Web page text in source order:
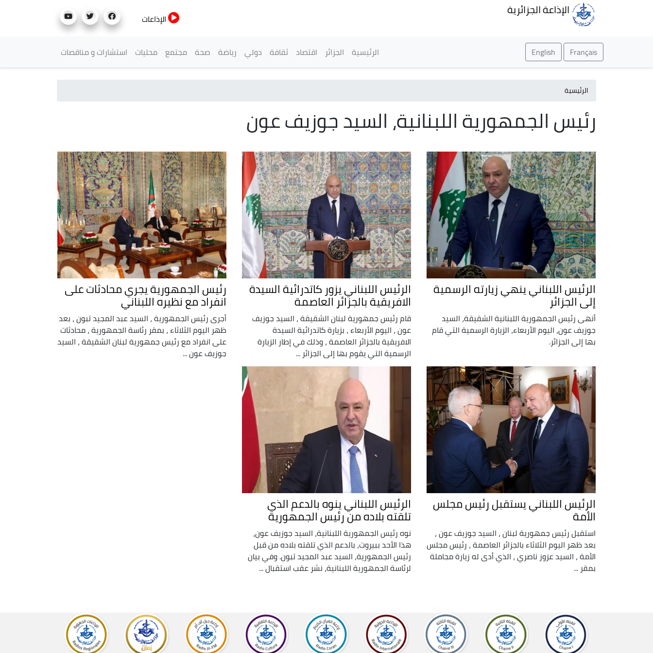
الإذاعة الجزائرية
الإذاعات
Français
English القائمة الرئيسية
الرئيسية الجزائر اقتصاد ثقافة دولي رياضة صحة مجتمع محليات استشارات و مناقصات
الرئيسية
رئيس الجمهورية اللبنانية، السيد جوزيف عون
الرئيس اللبناني ينهي زيارته الرسمية
إلى الجزائر
أنهى رئيس الجمهورية اللبنانية الشقيقة، السيد
جوزيف عون، اليوم الأربعاء، الزيارة الرسمية التي قام
بها إلى الجزائر.
الرئيس اللبناني يزور كاتدرائية السيدة
الافريقية بالجزائر العاصمة
قام رئيس جمهورية لبنان الشقيقة ، السيد جوزيف
عون ، اليوم الأربعاء ، بزيارة كاتدرائية السيدة
الافريقية بالجزائر العاصمة ، وذلك في إطار الزيارة
الرسمية التي يقوم بها إلى الجزائر ...
رئيس الجمهورية يجري محادثات على
انفراد مع نظيره اللبناني
أجرى رئيس الجمهورية ، السيد عبد المجيد تبون ، بعد
ظهر اليوم الثلاثاء ، بمقر رئاسة الجمهورية ، محادثات
على انفراد مع رئيس جمهورية لبنان الشقيقة ، السيد
جوزيف عون ...
الرئيس اللبناني يستقبل رئيس مجلس
الأمة
استقبل رئيس جمهورية لبنان ، السيد جوزيف عون ،
بعد ظهر اليوم الثلاثاء بالجزائر العاصمة ، رئيس مجلس
الأمة ، السيد عزوز ناصري ، الذي أدى له زيارة مجاملة
بمقر ...
الرئيس اللبناني ينوه بالدعم الذي
تلقته بلاده من رئيس الجمهورية
نوه رئيس الجمهورية اللبنانية، السيد جوزيف عون،
هذا الأحد ببيروت، بالدعم الذي تلقته بلاده من قبل
رئيس الجمهورية، السيد عبد المجيد تبون. وفي بيان
لرئاسة الجمهورية اللبنانية، نشر عقب استقبال ...